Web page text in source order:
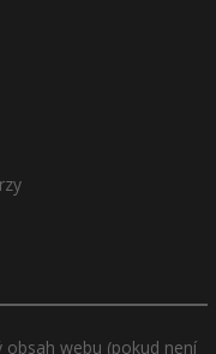
webu (pokud není